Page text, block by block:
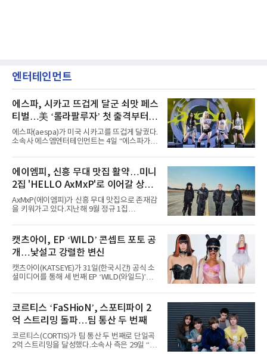
엔터테인먼트
에스파, 시카고 뜨겁게 달군 쇠맛 페스
티벌…美 ‘롤라팔루자’ 첫 출격부터
증명한 존재감
에스파(aespa)가 미국 시카고를 뜨겁게 달궜다.
소속사 에스엠엔터테인먼트는 4일 “에스파가
서 열린 ‘롤라팔루자 시카고’(Lollapalooza
Chicago)의 알리안츠 스테이지에 올랐다”며
“총 14곡으로 구성된 세트리스트를 선사, 데뷔 7
년 차다운 노련한 무대 매너와 파워풀한 에너지
로 현장의 분위기를 압도했다”고 밝혔다.1991
년 시작된 ‘롤라팔루자’는 8개 스테이지, 170여
팀의 아티스트와 40만 명 이상의 관객이 운집하
코르티스 등 K팝 스타들이 출연진 명단에 이름
을 올렸다.이날 에스파는
에이엠피, 신흥 무대 맛집 활약…미니
2집 'HELLO AxMxP'로 이어갈 상승
세
AxMxP(에이엠피)가 신흥 무대 맛집으로 존재감
을 키워가고 있다.지난해 9월 정규 1집
AxMxP는 데뷔 전부터 버스킹과 각종 페스티벌,
공연 무대에 오르며 실전 경험을 쌓아왔다.이들
은 소속사 패밀리 콘서트를 비롯해 '뷰티풀 민트
라이프 2025', '2025 부산국제록페스티벌' 등 대
형 무대에 잇달아 출연해 당찬 에너지와 풋풋한
매력으로 음악팬들의 눈도장을 찍었다.이후
AxMxP는 '카운트다운 판타지 2025-2026',
정적인 실력을 입증했고, 올해 '2026 어썸뮤직
페스티벌', '뷰티풀 민트 라이프 2026', '2026
캣츠아이, EP ‘WILD’ 콘셉트 포토 공
개…낯설고 강렬한 변신
캣츠아이(KATSEYE)가 31일(한국시간) 공식 소
셜미디어를 통해 세 번째 EP ‘WILD(와일드)’의
heart(와일드 하트)’라는 제목이 붙은 콘셉트 포
토에는 멤버들의 본능적이고 야성적인 면모가
강렬하게 담겼다. 짙은 아이섀도와 푸른빛·금빛·
붉은빛의 컬러 렌즈가 비현실적인 분위기를 자
아내고, 여러 원색이 불규칙하게 뒤섞인 멀티컬
러 헤어와 과감한 블루·블랙 립 메이크업이 낯설
고도 매혹적인 비주얼을 완성했다.스타일링 역
코르티스 ‘FaSHioN’, 스포티파이 2
억 스트리밍 돌파…팀 통산 두 번째
코르티스(CORTIS)가 팀 통산 두 번째로 단일곡
2억 스트리밍을 달성했다.소속사 측은 29일 “코